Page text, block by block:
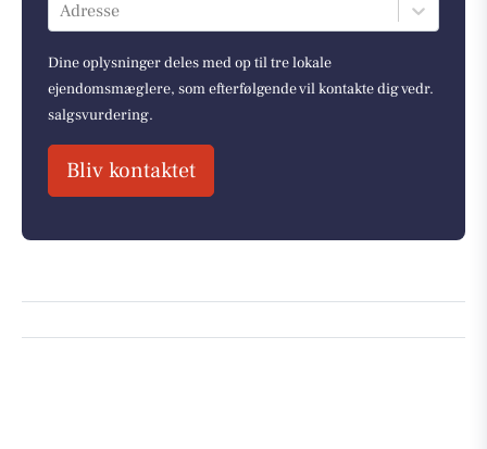
Adresse
Dine oplysninger deles med op til tre lokale
ejendomsmæglere, som efterfølgende vil kontakte dig vedr.
salgsvurdering.
Bliv kontaktet